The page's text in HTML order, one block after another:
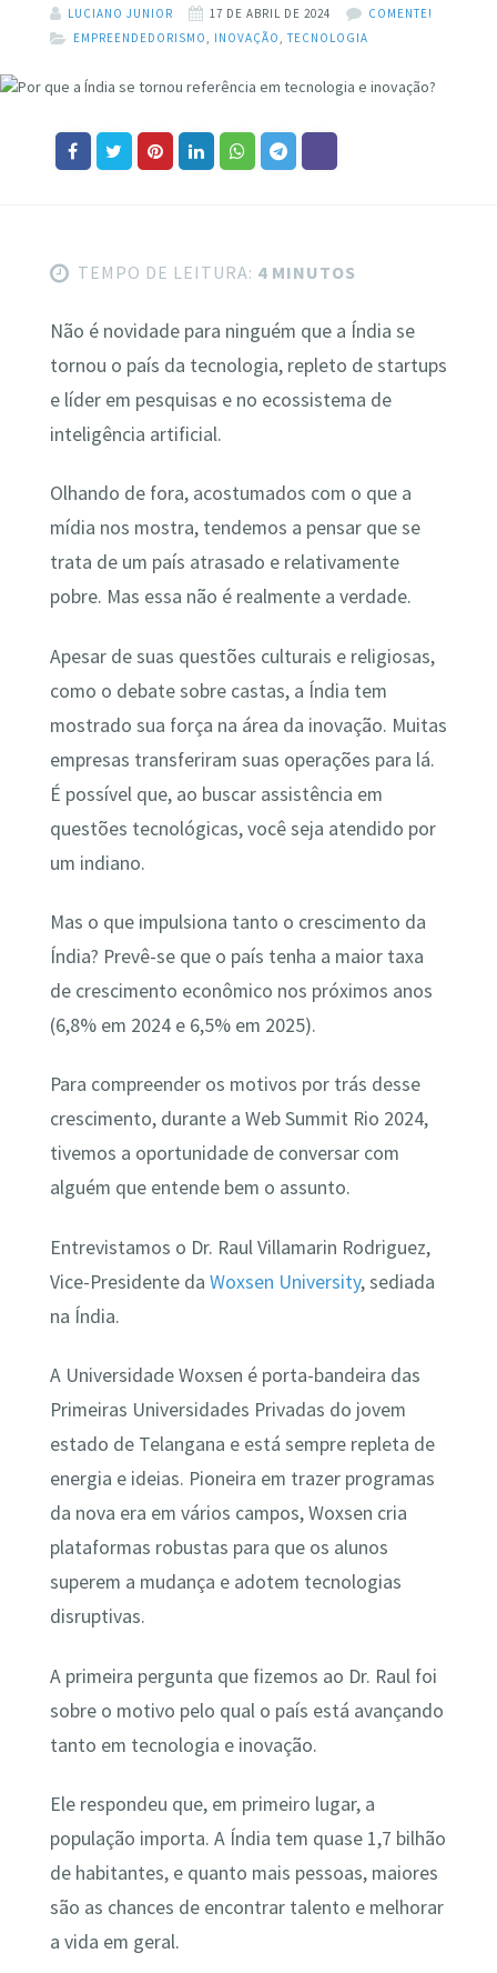
LUCIANO JUNIOR 17 DE ABRIL DE 2024
COMENTE!
EMPREENDEDORISMO
INOVAÇÃO ,TECNOLOGIA
TEMPO DE LEITURA: 4 MINUTOS
Não é novidade para ninguém que a Índia se
tornou o país da tecnologia, repleto de startups
e líder em pesquisas e no ecossistema de
inteligência artificial.
Olhando de fora, acostumados com o que a
mídia nos mostra, tendemos a pensar que se
trata de um país atrasado e relativamente
pobre. Mas essa não é realmente a verdade.
Apesar de suas questões culturais e religiosas,
como o debate sobre castas, a Índia tem
mostrado sua força na área da inovação. Muitas
empresas transferiram suas operações para lá.
É possível que, ao buscar assistência em
questões tecnológicas, você seja atendido por
um indiano.
Mas o que impulsiona tanto o crescimento da
Índia? Prevê-se que o país tenha a maior taxa
de crescimento econômico nos próximos anos
(6,8% em 2024 e 6,5% em 2025).
Para compreender os motivos por trás desse
crescimento, durante a Web Summit Rio 2024,
tivemos a oportunidade de conversar com
alguém que entende bem o assunto.
Entrevistamos o Dr. Raul Villamarin Rodriguez,
Vice-Presidente da Woxsen University, sediada
na Índia.
A Universidade Woxsen é porta-bandeira das
Primeiras Universidades Privadas do jovem
estado de Telangana e está sempre repleta de
energia e ideias. Pioneira em trazer programas
da nova era em vários campos, Woxsen cria
plataformas robustas para que os alunos
superem a mudança e adotem tecnologias
disruptivas.
A primeira pergunta que fizemos ao Dr. Raul foi
sobre o motivo pelo qual o país está avançando
tanto em tecnologia e inovação.
Ele respondeu que, em primeiro lugar, a
população importa. A Índia tem quase 1,7 bilhão
de habitantes, e quanto mais pessoas, maiores
são as chances de encontrar talento e melhorar
a vida em geral.